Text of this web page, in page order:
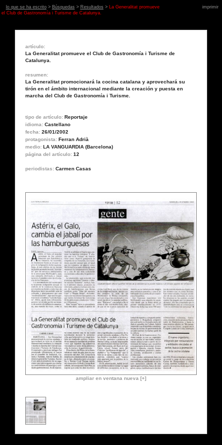
lo que se ha escrito> Búsquedas > Resultados >
La Generalitat promueve
el Club de Gastronomía i Turisme de Catalunya.
imprimir
artículo:
La Generalitat promueve el Club de Gastronomía i Turisme de
Catalunya.
resumen:
La Generalitat promocionará la cocina catalana y aprovechará su
tirón en el ámbito internacional mediante la creación y puesta en
marcha del Club de Gastronomía i Turisme.
tipo de artículo: Reportaje
idioma: Castellano
fecha: 26/01/2002
protagonista: Ferran Adrià
medio: LA VANGUARDIA (Barcelona)
página del artículo: 12
periodistas: Carmen Casas
ampliar en ventana nueva [+]